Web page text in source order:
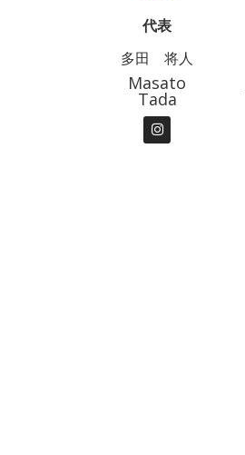
代表
多田 将人
Masato
Tada